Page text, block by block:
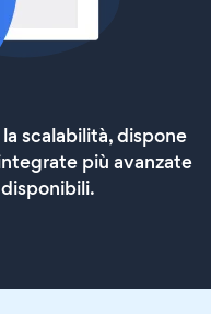
scalabilità, dispone
più avanzate